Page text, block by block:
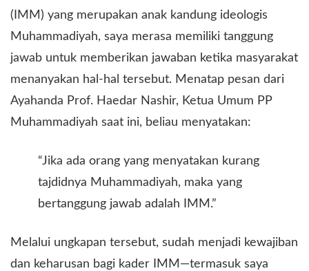
(IMM) yang merupakan anak kandung ideologis
Muhammadiyah, saya merasa memiliki tanggung
jawab untuk memberikan jawaban ketika masyarakat
menanyakan hal-hal tersebut. Menatap pesan dari
Ayahanda Prof. Haedar Nashir, Ketua Umum PP
Muhammadiyah saat ini, beliau menyatakan:
​“Jika ada orang yang menyatakan kurang
tajdidnya Muhammadiyah, maka yang
bertanggung jawab adalah IMM.”
​Melalui ungkapan tersebut, sudah menjadi kewajiban
dan keharusan bagi kader IMM—termasuk saya